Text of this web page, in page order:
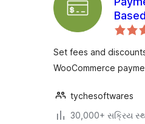
Set fees and
WooCommerce
tychesoftwares
30,000+ સક્રિય